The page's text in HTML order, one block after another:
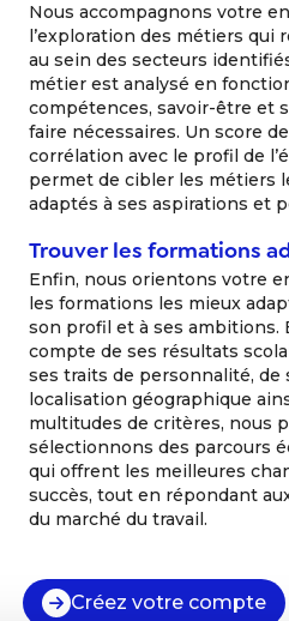
Nous accompagnons votre
l’exploration des métiers qui
au sein des secteurs
métier est analysé en
compétences, savoir-être et
faire nécessaires. Un score de
corrélation avec le profil de
permet de cibler les métiers
adaptés à ses aspirations et
Trouver les formations
Enfin, nous orientons votre
les formations les mieux
son profil et à ses ambitions.
compte de ses résultats
ses traits de personnalité, de
localisation géographique
multitudes de critères, nous
sélectionnons des parcours
qui offrent les meilleures
succès, tout en répondant
du marché du travail.
Créez votre compte